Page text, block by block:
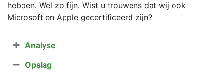
hebben. Wel zo fijn. Wist u trouwens dat wij ook
Microsoft en Apple gecertificeerd zijn?!
Analyse
Opslag